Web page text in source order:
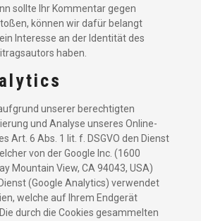
sollte Ihr Kommentar gegen
können wir dafür belangt
Interesse an der Identität des
haben.
unserer berechtigten
und Analyse unseres Online-
Art. 6 Abs. 1 lit. f. DSGVO den Dienst
von der Google Inc. (1600
Mountain View, CA 94043, USA)
(Google Analytics) verwendet
welche auf Ihrem Endgerät
durch die Cookies gesammelten